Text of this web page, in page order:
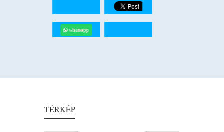
whatsapp
TÉRKÉP